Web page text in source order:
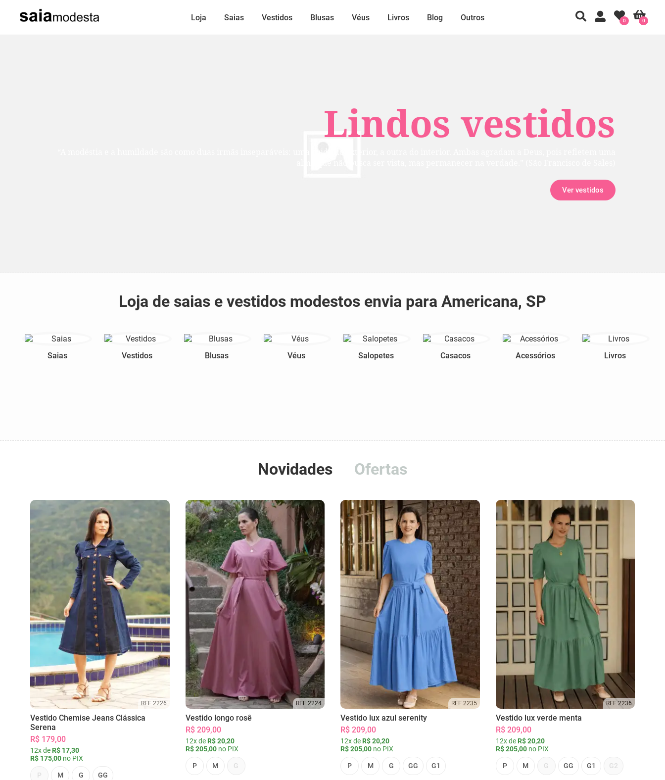
Lindos vestidos
Ver vestidos
Loja Saias Vestidos Blusas Véus Livros Blog Outros 0
0
Loja de saias e vestidos modestos envia para Americana, SP
Saias Vestidos Blusas Véus Salopetes Casacos Acessórios Livros
Novidades Ofertas
REF 2226
Vestido Chemise Jeans Clássica
Serena
R$ 179,00
12x de R$ 17,30
R$ 175,00 no PIX
P M G GG
REF 2224
Vestido longo rosê
R$ 209,00
12x de R$ 20,20
R$ 205,00no PIX
P M G
REF 2235
Vestido lux azul serenity
R$ 209,00
12x de R$ 20,20
R$ 205,00 no PIX
P M G GG G1
REF 2236
Vestido lux verde menta
R$ 209,00
12x de R$ 20,20
R$ 205,00no PIX
P M G GG G1 G2